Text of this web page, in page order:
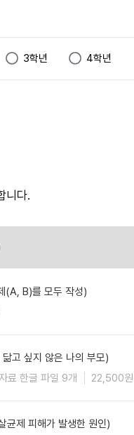
3학년 4학년
니다.
(A, B)를 모두 작성)
고 싶지 않은 나의 부모)
료 한글 파일 9개 22,500원
균제 피해가 발생한 원인)